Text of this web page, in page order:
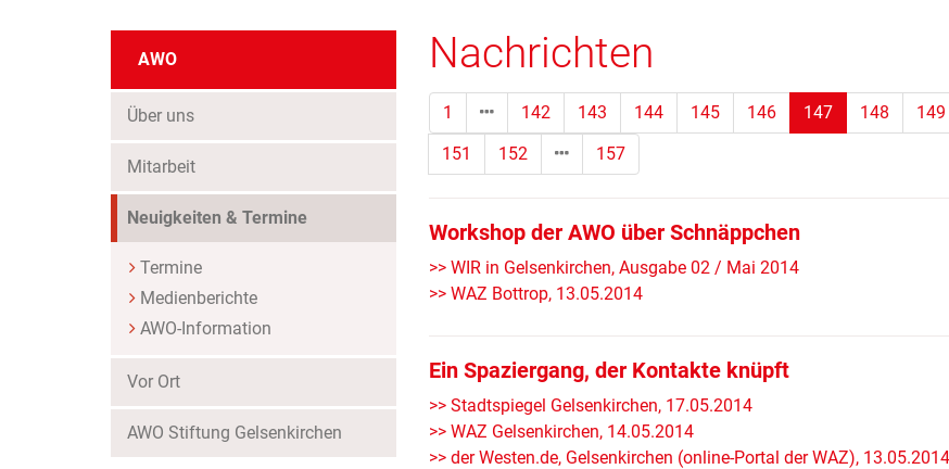
AWO
Über uns
Mitarbeit
Neuigkeiten & Termine
Termine
Medienberichte
AWO-Information
Vor Ort
AWO Stiftung Gelsenkirchen
Nachrichten
1 142 143 144 145 146 147(Standort)
148 149
151
152 157
Workshop der AWO über Schnäppchen
>> WIR in Gelsenkirchen, Ausgabe 02 / Mai 2014
>> WAZ Bottrop, 13.05.2014
Ein Spaziergang, der Kontakte knüpft
>> Stadtspiegel Gelsenkirchen, 17.05.2014
>> WAZ Gelsenkirchen, 14.05.2014
>> der Westen.de, Gelsenkirchen (online-Portal der WAZ),